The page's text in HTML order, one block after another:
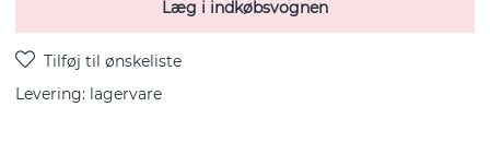
Læg i indkøbsvognen
Levering: lagervare